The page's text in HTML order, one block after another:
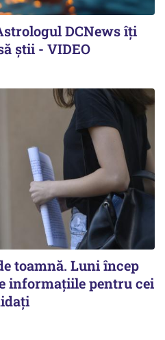
DCNews îți
știi - VIDEO
toamnă. Luni încep
informațiile pentru cei